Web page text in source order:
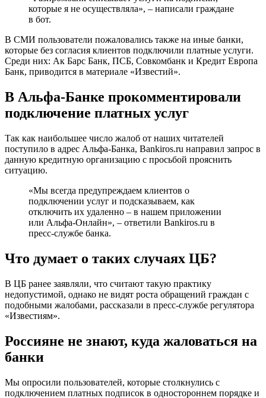
которые я не осуществляла», – написали граждане
в бот.
В СМИ пользователи пожаловались также на иные банки,
которые без согласия клиентов подключили платные услуги.
Среди них: Ак Барс Банк, ПСБ, Совкомбанк и Кредит Европа
Банк, приводится в материале «Известий».
В Альфа-Банке прокомментировали
подключение платных услуг
Так как наибольшее число жалоб от наших читателей
поступило в адрес Альфа-Банка, Bankiros.ru направил запрос в
данную кредитную организацию с просьбой прояснить
ситуацию.
«Мы всегда предупреждаем клиентов о
подключении услуг и подсказываем, как
отключить их удаленно – в нашем приложении
или Альфа-Онлайн», – ответили Bankiros.ru в
пресс-службе банка.
Что думает о таких случаях ЦБ?
В ЦБ ранее заявляли, что считают такую практику
недопустимой, однако не видят роста обращений граждан с
подобными жалобами, рассказали в пресс-службе регулятора
«Известиям».
Россияне не знают, куда жаловаться на
банки
Мы опросили пользователей, которые столкнулись с
подключением платных подписок в одностороннем порядке и